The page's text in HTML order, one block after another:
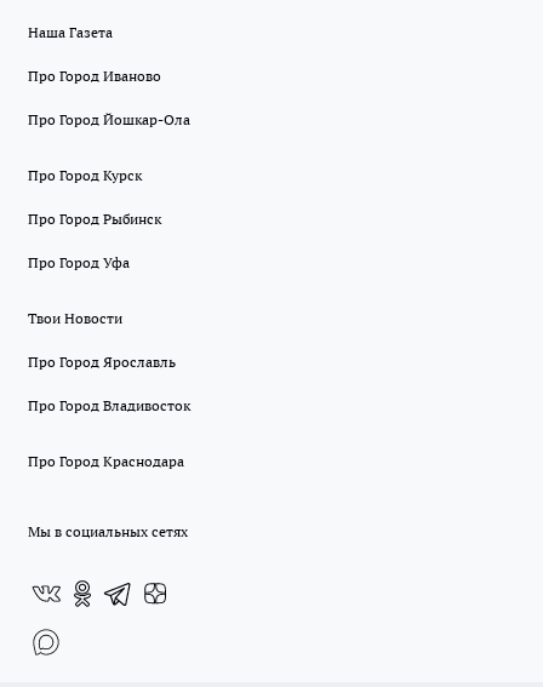
Наша Газета
Про Город Иваново
Про Город Йошкар-Ола
Про Город Курск
Про Город Рыбинск
Про Город Уфа
Твои Новости
Про Город Ярославль
Про Город Владивосток
Про Город Краснодара
Мы в социальных сетях